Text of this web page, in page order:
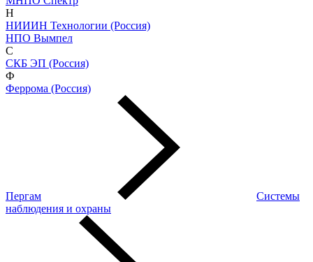
Н
НИИИН Технологии (Россия)
НПО Вымпел
С
СКБ ЭП (Россия)
Ф
Феррома (Россия)
Пергам
Системы
наблюдения и охраны